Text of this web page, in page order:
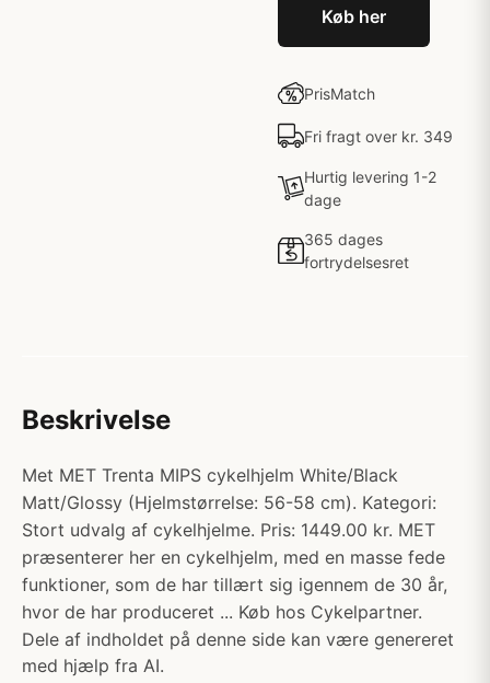
Køb her
PrisMatch
Fri fragt over kr. 349
Hurtig levering 1-2
dage
365 dages
fortrydelsesret
Beskrivelse
Met MET Trenta MIPS cykelhjelm White/Black
Matt/Glossy (Hjelmstørrelse: 56-58 cm). Kategori:
Stort udvalg af cykelhjelme. Pris: 1449.00 kr. MET
præsenterer her en cykelhjelm, med en masse fede
funktioner, som de har tillært sig igennem de 30 år,
hvor de har produceret ... Køb hos Cykelpartner.
Dele af indholdet på denne side kan være genereret
med hjælp fra AI.